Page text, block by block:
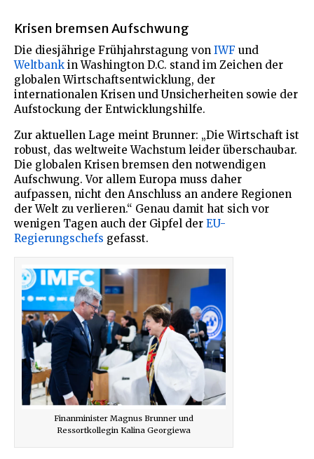
Krisen bremsen Aufschwung
Die diesjährige Frühjahrstagung von IWF und
Weltbank in Washington D.C. stand im Zeichen der
globalen Wirtschaftsentwicklung, der
internationalen Krisen und Unsicherheiten sowie der
Aufstockung der Entwicklungshilfe.
Zur aktuellen Lage meint Brunner: „Die Wirtschaft ist
robust, das weltweite Wachstum leider überschaubar.
Die globalen Krisen bremsen den notwendigen
Aufschwung. Vor allem Europa muss daher
aufpassen, nicht den Anschluss an andere Regionen
der Welt zu verlieren.“ Genau damit hat sich vor
wenigen Tagen auch der Gipfel der EU-
Regierungschefs gefasst.
Finanminister Magnus Brunner und
Ressortkollegin Kalina Georgiewa